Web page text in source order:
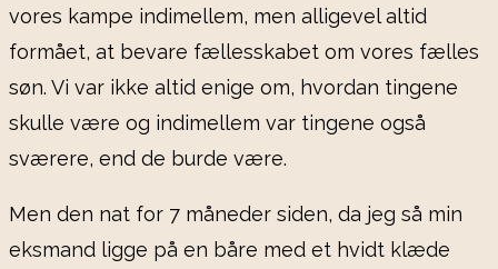
vores kampe indimellem, men alligevel altid
formået, at bevare fællesskabet om vores fælles
søn. Vi var ikke altid enige om, hvordan tingene
skulle være og indimellem var tingene også
sværere, end de burde være.
Men den nat for 7 måneder siden, da jeg så min
eksmand ligge på en båre med et hvidt klæde